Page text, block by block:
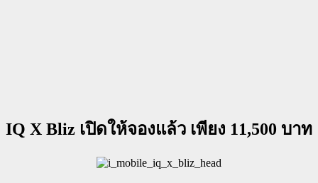
IQ X Bliz เปิดให้จองแล้ว เพียง 11,500 บาท